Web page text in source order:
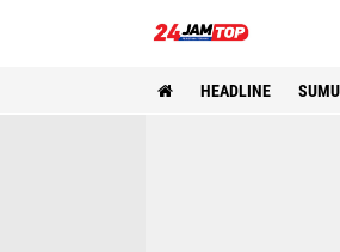
HEADLINE